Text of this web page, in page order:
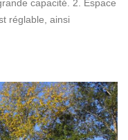
capacité. 2. Espace
réglable, ainsi